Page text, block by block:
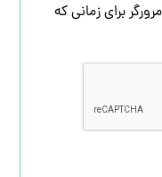
برای زمانی که